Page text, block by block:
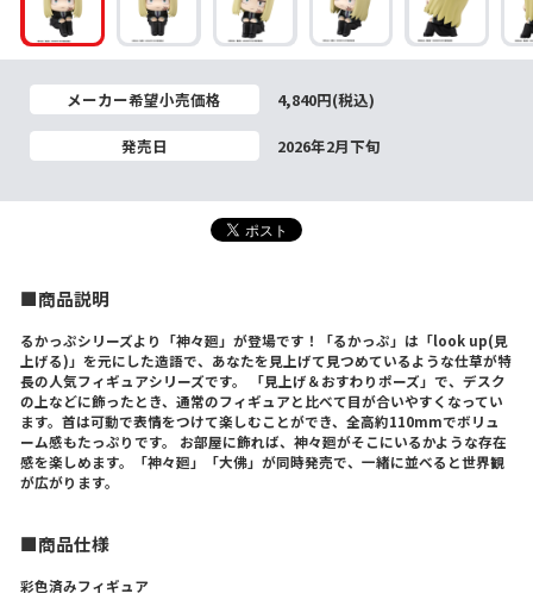
メーカー希望小売価格 4,840円(税込)
発売日 2026年2月下旬
■商品説明
るかっぷシリーズより「神々廻」が登場です！「るかっぷ」は「look up(見
上げる)」を元にした造語で、あなたを見上げて見つめているような仕草が特
長の人気フィギュアシリーズです。 「見上げ＆おすわりポーズ」で、デスク
の上などに飾ったとき、通常のフィギュアと比べて目が合いやすくなってい
ます。首は可動で表情をつけて楽しむことができ、全高約110mmでボリュ
ーム感もたっぷりです。 お部屋に飾れば、神々廻がそこにいるかような存在
感を楽しめます。「神々廻」「大佛」が同時発売で、一緒に並べると世界観
が広がります。
■商品仕様
彩色済みフィギュア